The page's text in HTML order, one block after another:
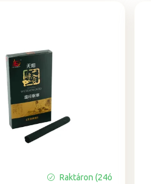
Raktáron (24ó